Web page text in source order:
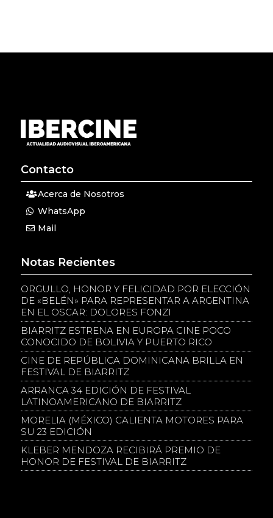
Contacto
Acerca de Nosotros
WhatsApp
Mail
Notas Recientes
ORGULLO, HONOR Y FELICIDAD POR ELECCIÓN
DE «BELÉN» PARA REPRESENTAR A ARGENTINA
EN EL OSCAR: DOLORES FONZI
BIARRITZ ESTRENA EN EUROPA CINE POCO
CONOCIDO DE BOLIVIA Y PUERTO RICO
CINE DE REPÚBLICA DOMINICANA BRILLA EN
FESTIVAL DE BIARRITZ
ARRANCA 34 EDICIÓN DE FESTIVAL
LATINOAMERICANO DE BIARRITZ
MORELIA (MÉXICO) CALIENTA MOTORES PARA
SU 23 EDICIÓN
KLEBER MENDOZA RECIBIRÁ PREMIO DE
HONOR DE FESTIVAL DE BIARRITZ